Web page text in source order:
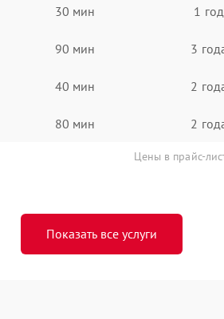
30 мин 1 год
90 мин 3
40 мин 2
80 мин 2
Цены в прайс-
Показать все услуги